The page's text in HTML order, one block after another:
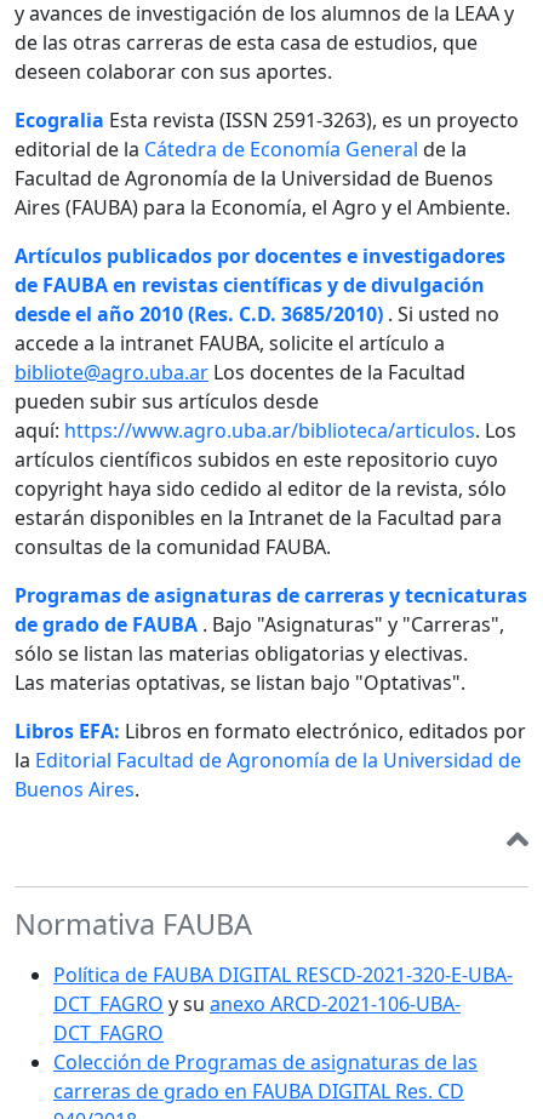
y avances de investigación de los alumnos de la LEAA y
de las otras carreras de esta casa de estudios, que
deseen colaborar con sus aportes.
Ecogralia Esta revista (ISSN 2591-3263), es un proyecto
editorial de la Cátedra de Economía General de la
Facultad de Agronomía de la Universidad de Buenos
Aires (FAUBA) para la Economía, el Agro y el Ambiente.
Artículos publicados por docentes e investigadores
de FAUBA en revistas científicas y de divulgación
desde el año 2010 (Res. C.D. 3685/2010) . Si usted no
accede a la intranet FAUBA, solicite el artículo a
bibliote@agro.uba.ar Los docentes de la Facultad
pueden subir sus artículos desde
aquí: https://www.agro.uba.ar/biblioteca/articulos. Los
artículos científicos subidos en este repositorio cuyo
copyright haya sido cedido al editor de la revista, sólo
estarán disponibles en la Intranet de la Facultad para
consultas de la comunidad FAUBA.
Programas de asignaturas de carreras y tecnicaturas
de grado de FAUBA . Bajo "Asignaturas" y "Carreras",
sólo se listan las materias obligatorias y electivas.
Las materias optativas, se listan bajo "Optativas".
Libros EFA: Libros en formato electrónico, editados por
la Editorial Facultad de Agronomía de la Universidad de
Buenos Aires.
Normativa FAUBA
Política de FAUBA DIGITAL RESCD-2021-320-E-UBA-
DCT_FAGRO y su anexo ARCD-2021-106-UBA-
DCT_FAGRO
Colección de Programas de asignaturas de las
carreras de grado en FAUBA DIGITAL Res. CD